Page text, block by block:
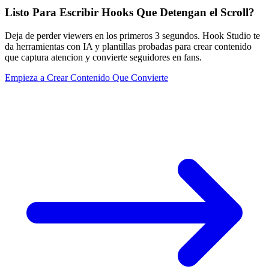
Listo Para Escribir Hooks Que Detengan el Scroll?
Deja de perder viewers en los primeros 3 segundos. Hook Studio te
da herramientas con IA y plantillas probadas para crear contenido
que captura atencion y convierte seguidores en fans.
Empieza a Crear Contenido Que Convierte